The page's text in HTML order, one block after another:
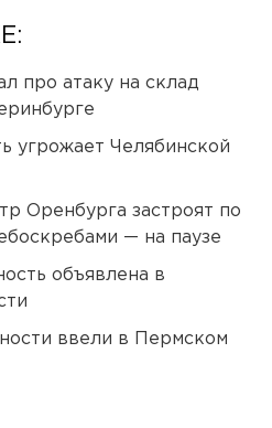
про атаку на склад
угрожает Челябинской
Оренбурга застроят по
— на паузе
объявлена в
ввели в Пермском